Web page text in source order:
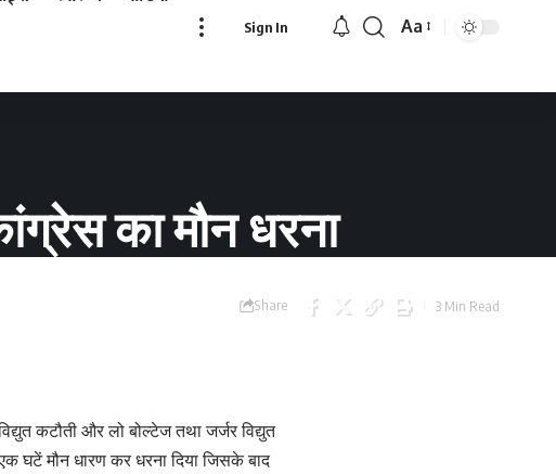
Sign In
Font
Aa
का मौन धरना
Share 3 Min Read
कटौती और लो बोल्टेज तथा जर्जर विद्युत
घटें मौन धारण कर धरना दिया जिसके बाद